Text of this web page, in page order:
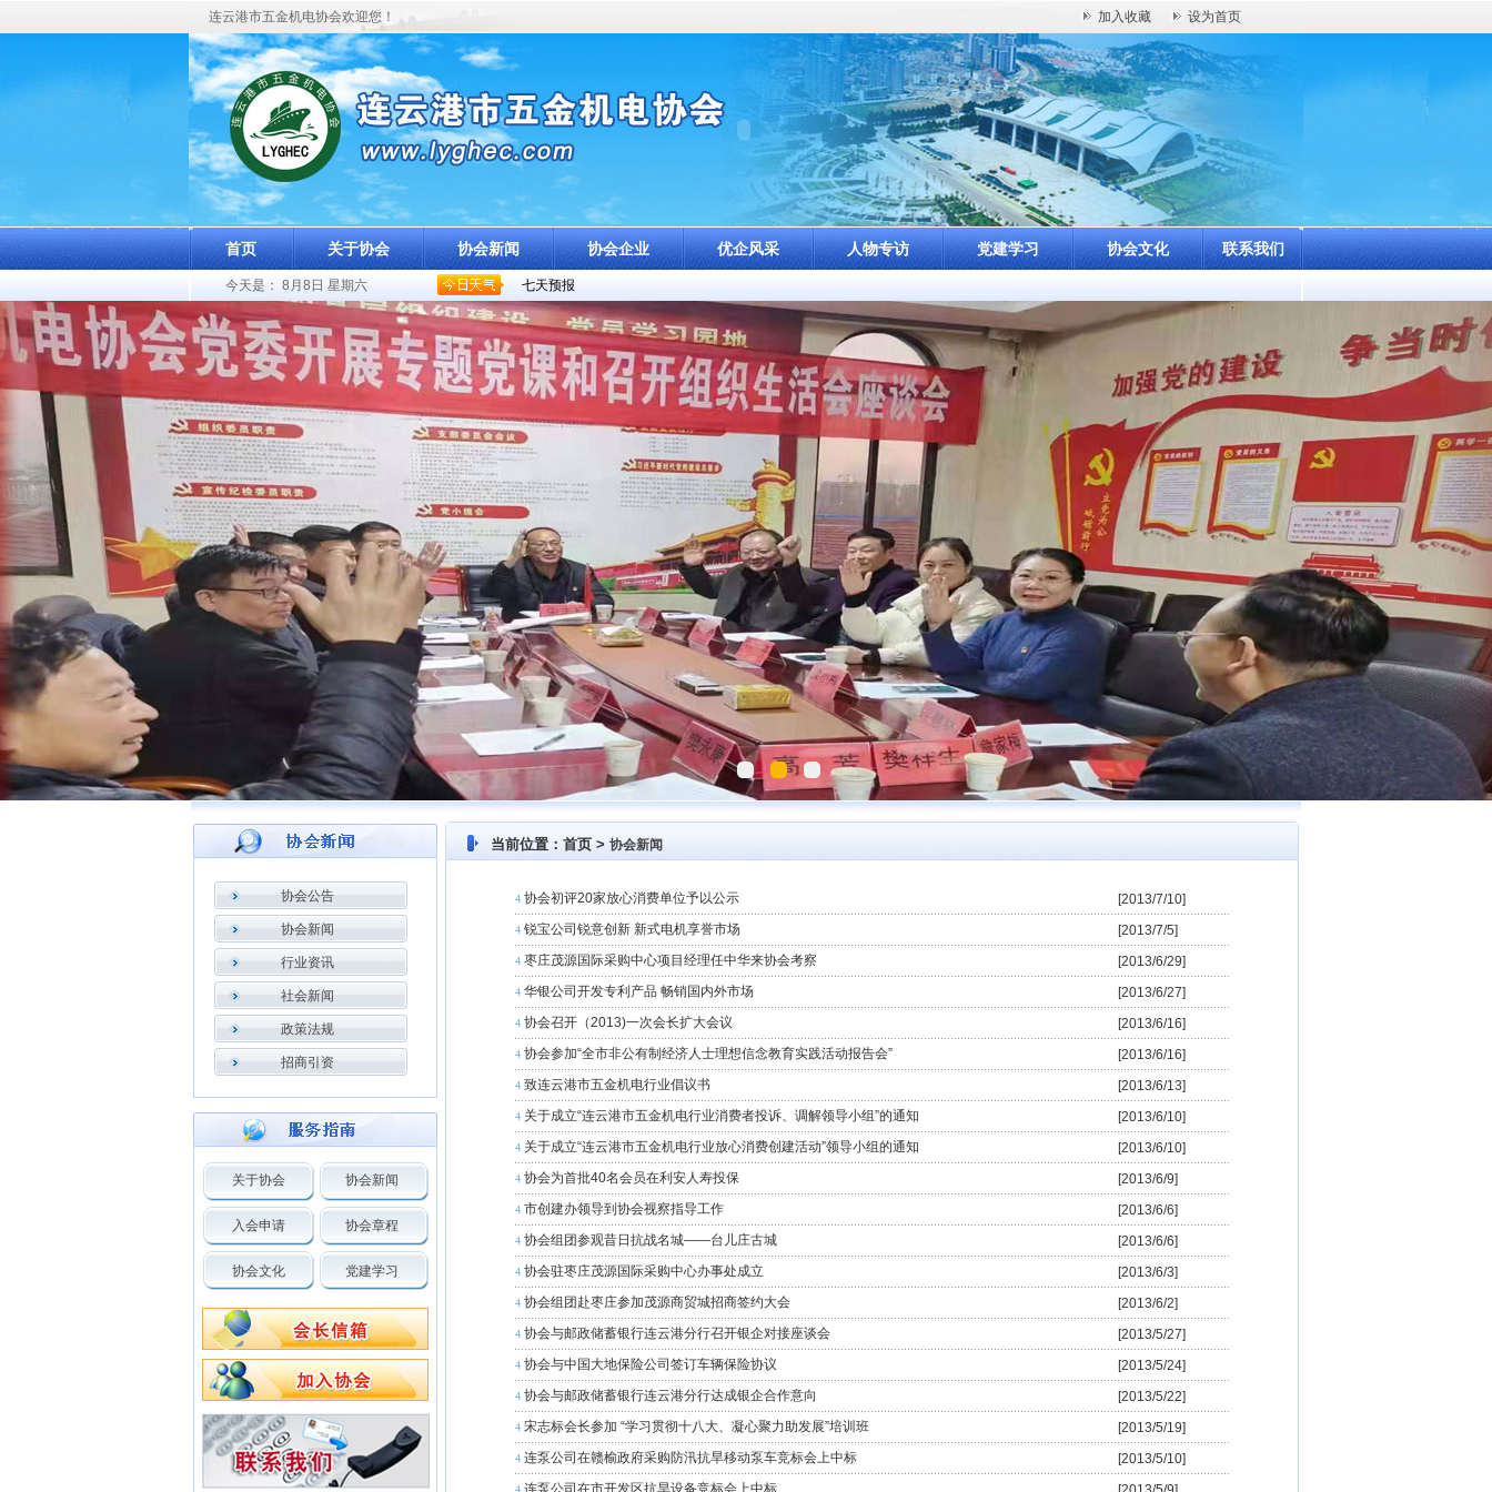
连云港市五金机电协会欢迎您！ 加入收藏 设为首页
首页 关于协会 协会新闻 协会企业 优企风采 人物专访 党建学习 协会文化 联系我们
今天是： 8月8日 星期六
协会公告
协会新闻
行业资讯
社会新闻
政策法规
招商引资
关于协会 协会新闻
入会申请 协会章程
协会文化 党建学习
当前位置：首页 > 协会新闻
4 协会初评20家放心消费单位予以公示 [2013/7/10]
4 锐宝公司锐意创新 新式电机享誉市场 [2013/7/5]
4 枣庄茂源国际采购中心项目经理任中华来协会考察 [2013/6/29]
4 华银公司开发专利产品 畅销国内外市场 [2013/6/27]
4 协会召开（2013)一次会长扩大会议 [2013/6/16]
4 协会参加“全市非公有制经济人士理想信念教育实践活动报告会” [2013/6/16]
4 致连云港市五金机电行业倡议书 [2013/6/13]
4 关于成立“连云港市五金机电行业消费者投诉、调解领导小组”的通知 [2013/6/10]
4 关于成立“连云港市五金机电行业放心消费创建活动”领导小组的通知 [2013/6/10]
4 协会为首批40名会员在利安人寿投保 [2013/6/9]
4 市创建办领导到协会视察指导工作 [2013/6/6]
4 协会组团参观昔日抗战名城——台儿庄古城 [2013/6/6]
4 协会驻枣庄茂源国际采购中心办事处成立 [2013/6/3]
4 协会组团赴枣庄参加茂源商贸城招商签约大会 [2013/6/2]
4 协会与邮政储蓄银行连云港分行召开银企对接座谈会 [2013/5/27]
4 协会与中国大地保险公司签订车辆保险协议 [2013/5/24]
4 协会与邮政储蓄银行连云港分行达成银企合作意向 [2013/5/22]
4 宋志标会长参加 “学习贯彻十八大、凝心聚力助发展”培训班 [2013/5/19]
4 连泵公司在赣榆政府采购防汛抗旱移动泵车竞标会上中标 [2013/5/10]
4 连泵公司在市开发区抗旱设备竞标会上中标